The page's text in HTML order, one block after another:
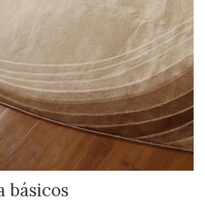
básicos